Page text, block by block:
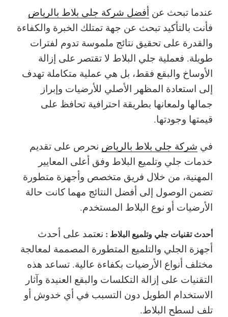
عندما تبحث عن أفضل شركة جلي بلاط بالرياض
فأنت بالتأكيد تبحث عن جهة تمتلك الخبرة والكفاءة
والقدرة على تحقيق نتائج ملموسة تدوم لفترات
طويلة. فعملية جلي البلاط لا تقتصر على إزالة
الأوساخ والبقع فقط، بل هي عملية متكاملة تهدف
إلى استعادة المظهر الأصلي للأرضيات وإبراز
جمالها ولمعانها بطريقة احترافية تحافظ على
قيمتها وجودتها.
في شركة جلي بلاط بالرياض نحرص على تقديم
خدمات جلي وتلميع البلاط وفق أعلى المعايير
المهنية، من خلال فريق متخصص وأجهزة متطورة
تضمن الوصول إلى أفضل النتائج مهما كانت حالة
الأرضيات أو نوع البلاط المستخدم.
أحدث تقنيات جلي وتلميع البلاط : نعتمد على أحدث
أجهزة الجلي والتلميع المتطورة المصممة لمعالجة
مختلف أنواع الأرضيات بكفاءة عالية. تساعد هذه
التقنيات على إزالة التكلسات والبقع العنيدة وآثار
الاستخدام الطويل دون التسبب في أي خدوش أو
تلف لسطح البلاط.